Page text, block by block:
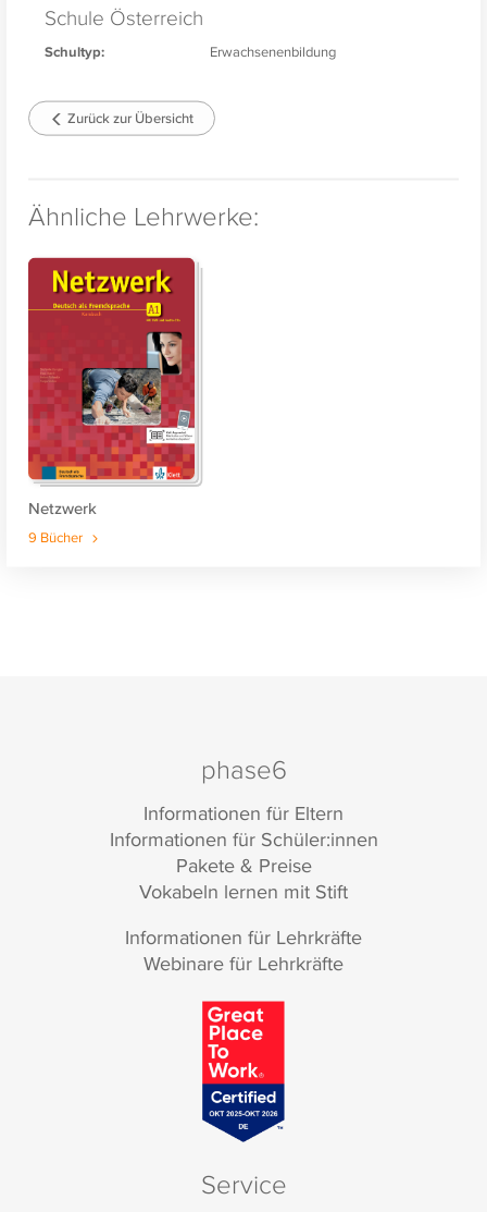
Schule Österreich
Schultyp: Erwachsenenbildung
Zurück zur Übersicht
Ähnliche Lehrwerke:
Netzwerk
9 Bücher
phase6
Informationen für Eltern
Informationen für Schüler:innen
Pakete & Preise
Vokabeln lernen mit Stift
Informationen für Lehrkräfte
Webinare für Lehrkräfte
Service